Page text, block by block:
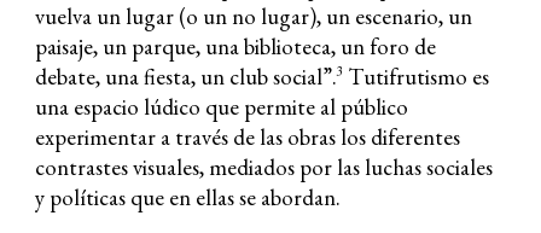
vuelva un lugar (o un no lugar), un escenario, un
paisaje, un parque, una biblioteca, un foro de
debate, una fiesta, un club social”.3 Tutifrutismo es
una espacio lúdico que permite al público
experimentar a través de las obras los diferentes
contrastes visuales, mediados por las luchas sociales
y políticas que en ellas se abordan.